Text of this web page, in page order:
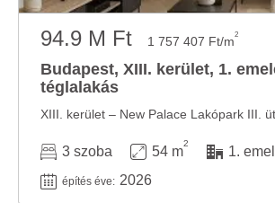
94.9 M Ft 1 757 407 Ft/m2
Budapest, XIII. kerület, 1.
téglalakás
3 szoba 54 m
2
1.
építés éve: 2026